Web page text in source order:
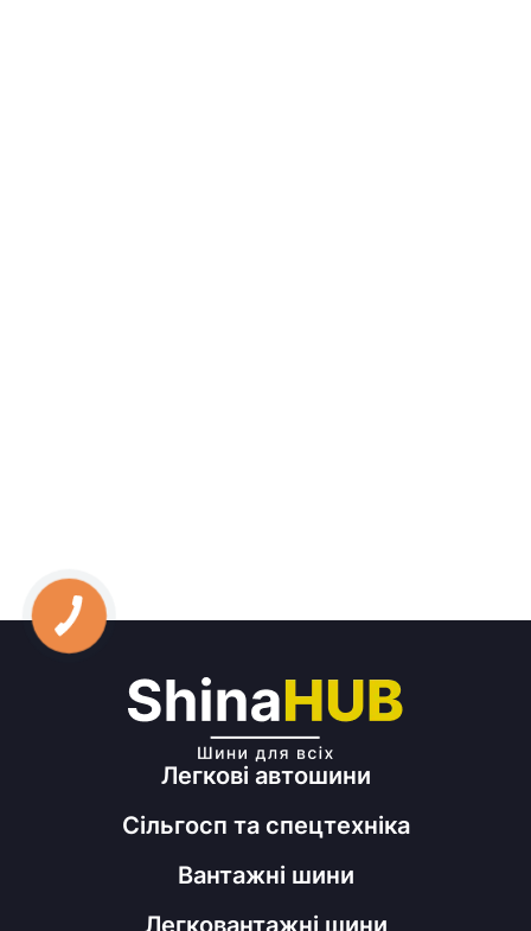
Легкові автошини
Сільгосп та спецтехніка
Вантажні шини
Легковантажні шини